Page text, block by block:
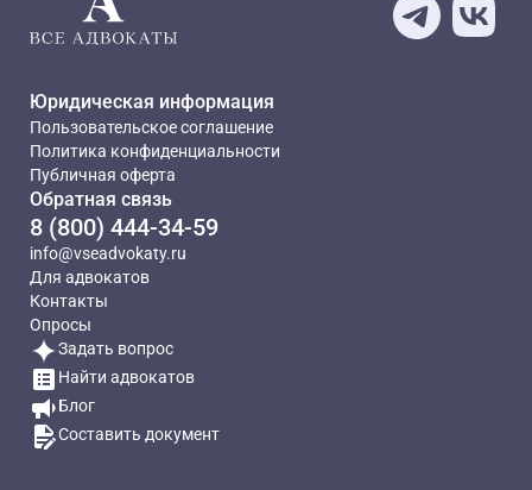
Юридическая информация
Пользовательское соглашение
Политика конфиденциальности
Публичная оферта
Обратная связь
8 (800) 444-34-59
info@vseadvokaty.ru
Для адвокатов
Контакты
Опросы
Задать вопрос
Найти адвокатов
Блог
Составить документ